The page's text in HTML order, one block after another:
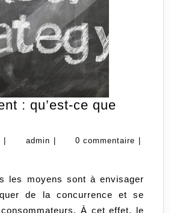
: qu’est-ce que
août
| admin admin
| 0 commentaire |
de la concurrence et se
À cet effet, le